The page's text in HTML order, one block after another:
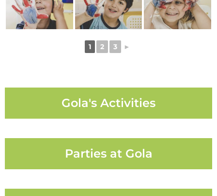
1 2 3 ►
Gola's Activities
Parties at Gola